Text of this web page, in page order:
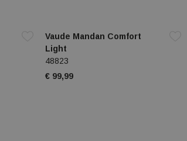
Vaude Mandan Comfort
Light
48823
€ 99,99